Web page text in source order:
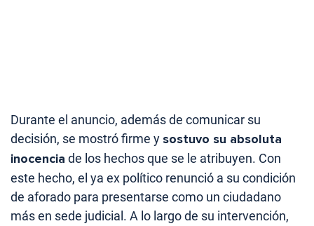
Durante el anuncio, además de comunicar su
decisión, se mostró firme y sostuvo su absoluta
inocencia de los hechos que se le atribuyen. Con
este hecho, el ya ex político renunció a su condición
de aforado para presentarse como un ciudadano
más en sede judicial. A lo largo de su intervención,